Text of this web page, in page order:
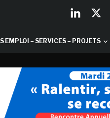
EMPLOI – SERVICES – PROJETS